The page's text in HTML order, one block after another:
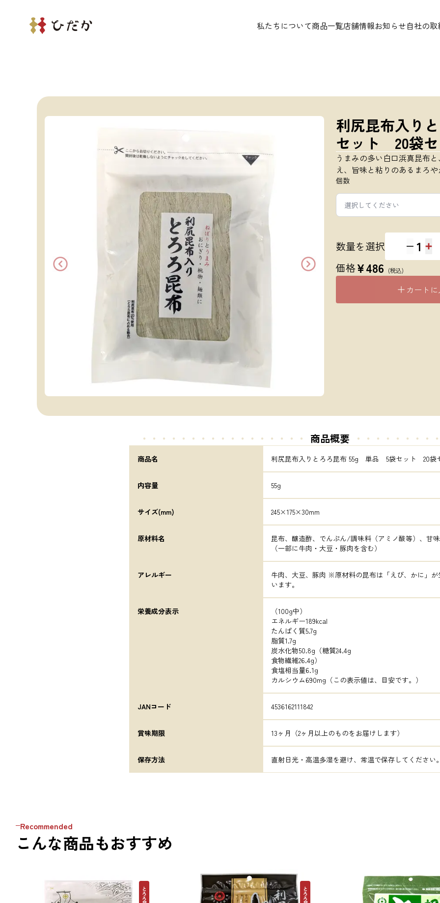
私たちについて商品一覧店舗情報お知らせ自社の
利尻昆布入り
セット 20袋
うまみの多い白口浜真昆布
え、旨味と粘りのあるまろ
個数
選択してください
数量を選択 1
価格¥486 (税込)
カート
・・・・・ ・・・・・・・・・・・・ 商品概要 ・・・・・ ・・・
商品名 利尻昆布入りとろろ昆布 55g　単品　5袋セット　20袋
内容量 55g
サイズ(mm) 245×175×30mm
原材料名
昆布、醸造酢、でんぷん/調味料（アミノ酸等）、甘
（一部に牛肉・大豆・豚肉を含む）
アレルギー
牛肉、大豆、豚肉 ※原材料の昆布は「えび、かに」
います。
栄養成分表示
（100g中）
エネルギー189kcal
たんぱく質5.7g
脂質1.7g
炭水化物50.8g（糖質24.4g
食物繊維26.4g）
食塩相当量6.1g
カルシウム690mg（この表示値は、目安です。）
JANコード 4536162111842
賞味期限 13ヶ月（2ヶ月以上のものをお届けします）
保存方法 直射日光・高温多湿を避け、常温で保存してください
Recommended
こんな商品もおすすめ
とろろ昆布 とろろ昆布